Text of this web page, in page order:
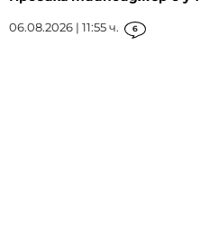
06.08.2026 | 11:55 ч. 6